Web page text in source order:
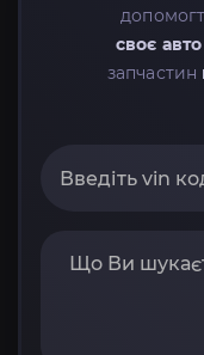
своє авто
запчастин